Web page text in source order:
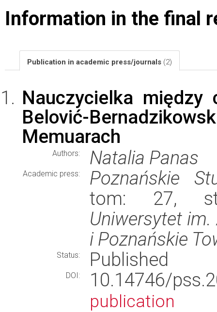
Information in the final
Publication in academic press/journals (2)
Nauczycielka
Belović-
Memuarach
Authors: Natalia Panas
Academic press:
Poznańskie
tom: 27,
Uniwersytet
i Poznańskie
Status: Published
DOI: 10.14746/
publication